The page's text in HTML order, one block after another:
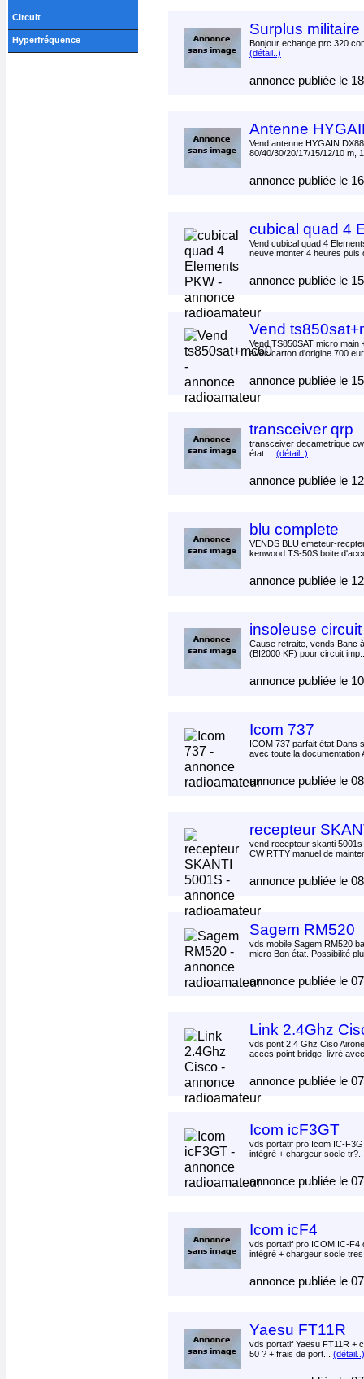
Surplus militaire
Bonjour echange prc 320
(détail..)
annonce publiée le
Antenne
Vend antenne HYGAIN
80/40/30/20/17/15/12/10 m,
annonce publiée le
cubical quad 4
Vend cubical quad 4
neuve,monter 4 heures
annonce publiée le
Vend
Vend TS850SAT micro main
avec carton d'origine.700
annonce publiée le
transceiver qrp
transceiver decametrique
état ... (détail..)
annonce publiée le
blu complete
VENDS BLU emeteur-
kenwood TS-50S boite
annonce publiée le
insoleuse
Cause retraite, vends Banc
(BI2000 KF) pour circuit
annonce publiée le
Icom 737
ICOM 737 parfait état Dans
avec toute la documentation
annonce publiée le
recepteur
vend recepteur skanti 5001s
CW RTTY manuel de
annonce publiée le
Sagem RM520
vds mobile Sagem RM520
micro Bon état. Possibilité
annonce publiée le
Link 2.4Ghz
vds pont 2.4 Ghz Ciso
acces point bridge. livré
annonce publiée le
Icom icF3GT
vds portatif pro Icom IC-
intégré + chargeur socle
annonce publiée le
Icom icF4
vds portatif pro ICOM IC-F4
intégré + chargeur socle
annonce publiée le
Yaesu FT11R
vds portatif Yaesu FT11R +
50 ? + frais de port... (détail..)
Circuit
Hyperfréquence